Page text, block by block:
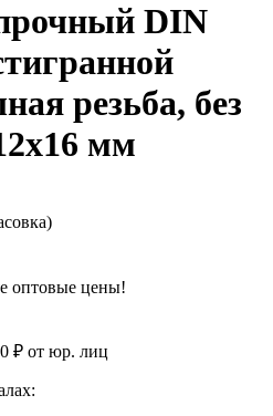
DIN
резьба, без
мм
оптовые цены!
₽ от юр. лиц